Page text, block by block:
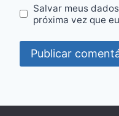
Salvar meus
próxima vez que